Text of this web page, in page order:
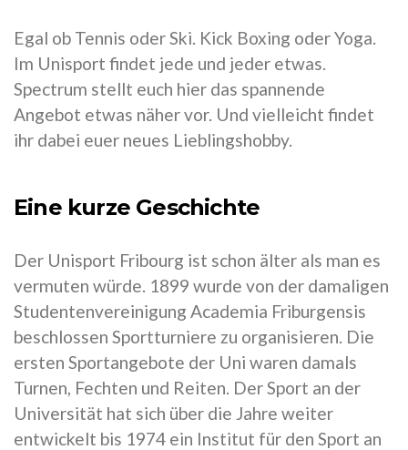
Egal ob Tennis oder Ski. Kick Boxing oder Yoga.
Im Unisport findet jede und jeder etwas.
Spectrum stellt euch hier das spannende
Angebot etwas näher vor. Und vielleicht findet
ihr dabei euer neues Lieblingshobby.
Eine kurze Geschichte
Der Unisport Fribourg ist schon älter als man es
vermuten würde. 1899 wurde von der damaligen
Studentenvereinigung Academia Friburgensis
beschlossen Sportturniere zu organisieren. Die
ersten Sportangebote der Uni waren damals
Turnen, Fechten und Reiten. Der Sport an der
Universität hat sich über die Jahre weiter
entwickelt bis 1974 ein Institut für den Sport an